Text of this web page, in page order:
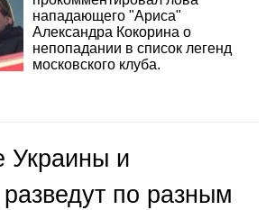
нападающего "Ариса"
Александра Кокорина о
непопадании в список легенд
московского клуба.
Украины и
по разным